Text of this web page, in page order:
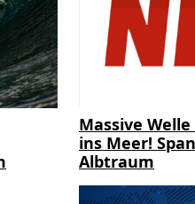
Massive
ins Meer!
Albtraum